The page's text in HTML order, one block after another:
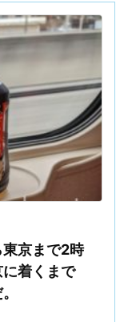
京まで2時
着くまで